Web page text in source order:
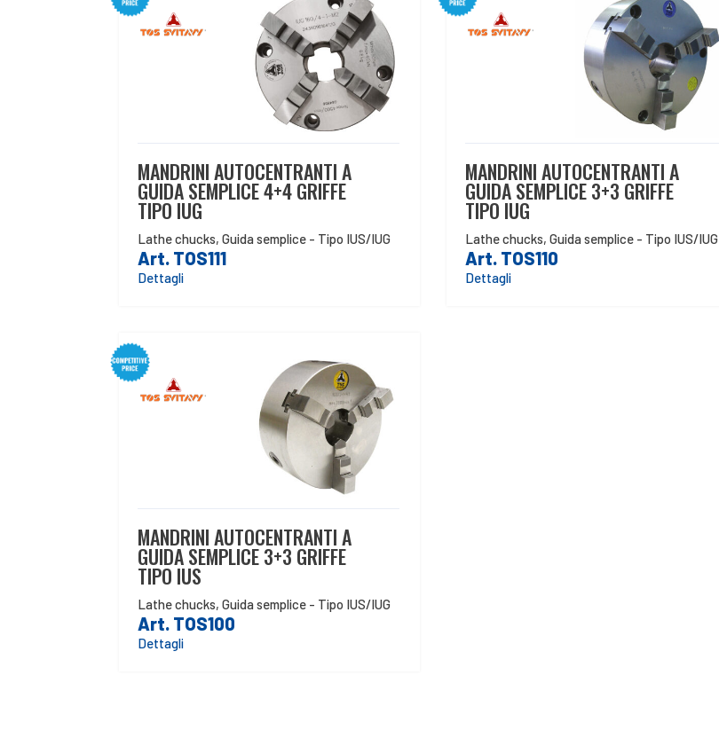
MANDRINI AUTOCENTRANTI A
GUIDA SEMPLICE 4+4 GRIFFE
TIPO IUG
Lathe chucks,Guida semplice - Tipo IUS/IUG
Art. TOS111
Dettagli
MANDRINI AUTOCENTRANTI A
GUIDA SEMPLICE 3+3 GRIFFE
TIPO IUG
Lathe chucks, Guida semplice - Tipo IUS/IUG
Art. TOS110
Dettagli
MANDRINI AUTOCENTRANTI A
GUIDA SEMPLICE 3+3 GRIFFE
TIPO IUS
Lathe chucks,Guida semplice - Tipo IUS/IUG
Art. TOS100
Dettagli